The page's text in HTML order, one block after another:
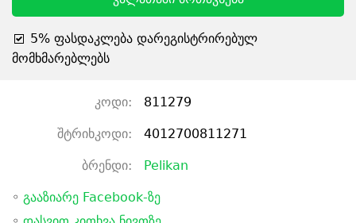
5% ფასდაკლება დარეგისტრირებულ
მომხმარებლებს
კოდი: 811279
შტრიხკოდი: 4012700811271
ბრენდი: Pelikan
◦ გააზიარე Facebook-ზე